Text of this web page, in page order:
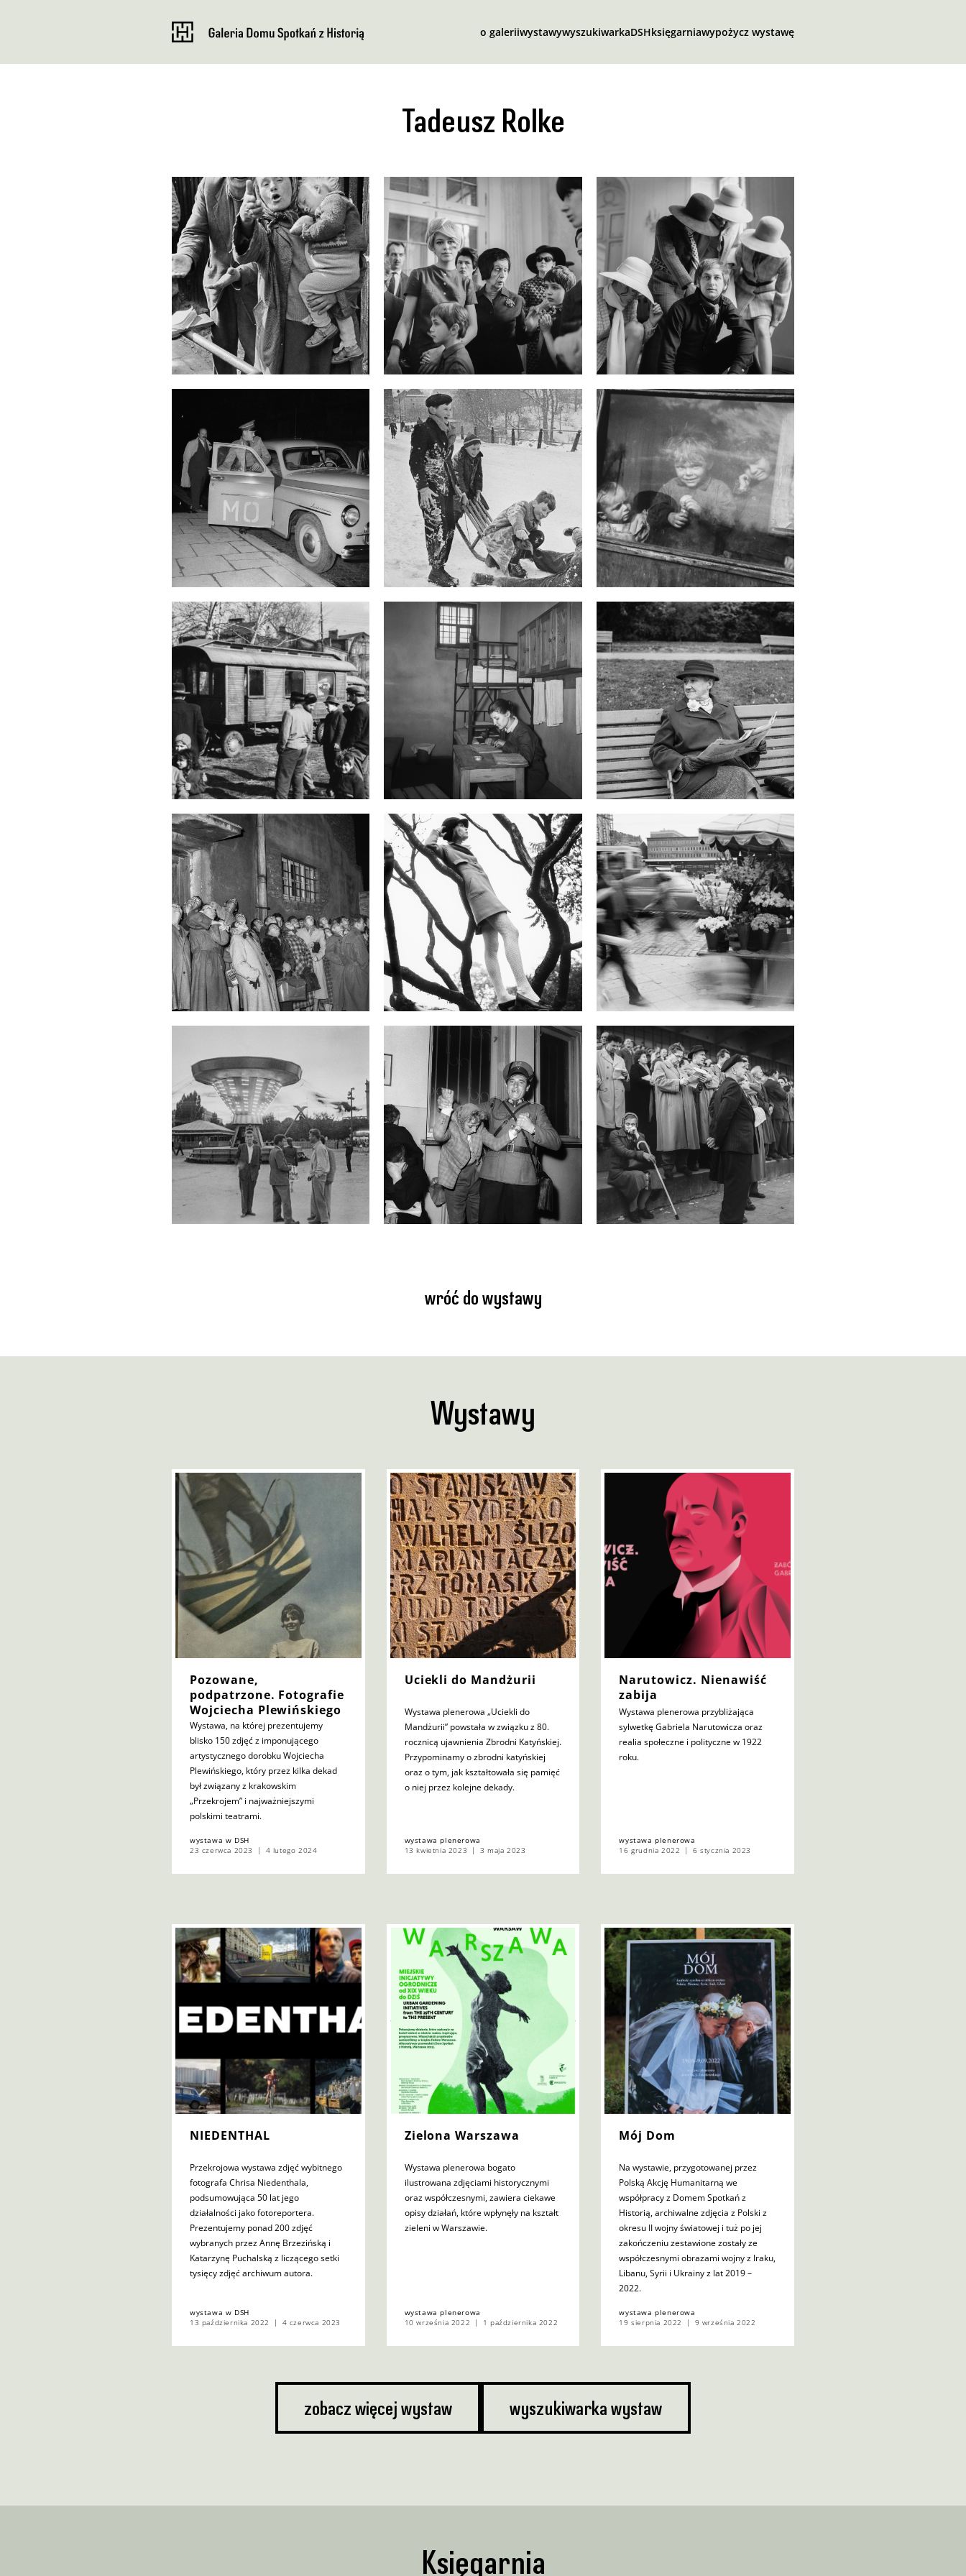
o galeriiwystawywyszukiwarkaDSHksięgarniawypożycz wystawę
Tadeusz Rolke
wróć do wystawy
Wystawy
Pozowane,
podpatrzone. Fotografie
Wojciecha Plewińskiego
Wystawa, na której prezentujemy
blisko 150 zdjęć z imponującego
artystycznego dorobku Wojciecha
Plewińskiego, który przez kilka dekad
był związany z krakowskim
„Przekrojem” i najważniejszymi
polskimi teatrami.
wystawa w DSH
23 czerwca 2023
4 lutego 2024
Uciekli do Mandżurii
Wystawa plenerowa „Uciekli do
Mandżurii” powstała w związku z 80.
rocznicą ujawnienia Zbrodni Katyńskiej.
Przypominamy o zbrodni katyńskiej
oraz o tym, jak kształtowała się pamięć
o niej przez kolejne dekady.
wystawa plenerowa
13 kwietnia 2023
3 maja 2023
Narutowicz. Nienawiść
zabija
Wystawa plenerowa przybliżająca
sylwetkę Gabriela Narutowicza oraz
realia społeczne i polityczne w 1922
roku.
wystawa plenerowa
16 grudnia 2022
6 stycznia 2023
NIEDENTHAL
Przekrojowa wystawa zdjęć wybitnego
fotografa Chrisa Niedenthala,
podsumowująca 50 lat jego
działalności jako fotoreportera.
Prezentujemy ponad 200 zdjęć
wybranych przez Annę Brzezińską i
Katarzynę Puchalską z liczącego setki
tysięcy zdjęć archiwum autora.
wystawa w DSH
13 października 2022
4 czerwca 2023
Zielona Warszawa
Wystawa plenerowa bogato
ilustrowana zdjęciami historycznymi
oraz współczesnymi, zawiera ciekawe
opisy działań, które wpłynęły na kształt
zieleni w Warszawie.
wystawa plenerowa
10 września 2022
1 października 2022
Mój Dom
Na wystawie, przygotowanej przez
Polską Akcję Humanitarną we
współpracy z Domem Spotkań z
Historią, archiwalne zdjęcia z Polski z
okresu II wojny światowej i tuż po jej
zakończeniu zestawione zostały ze
współczesnymi obrazami wojny z Iraku,
Libanu, Syrii i Ukrainy z lat 2019 –
2022.
wystawa plenerowa
19 sierpnia 2022
9 września 2022
zobacz więcej wystaw wyszukiwarka wystaw
Księgarnia